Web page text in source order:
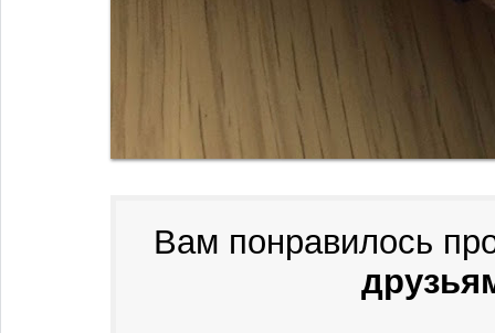
Вам понравилось